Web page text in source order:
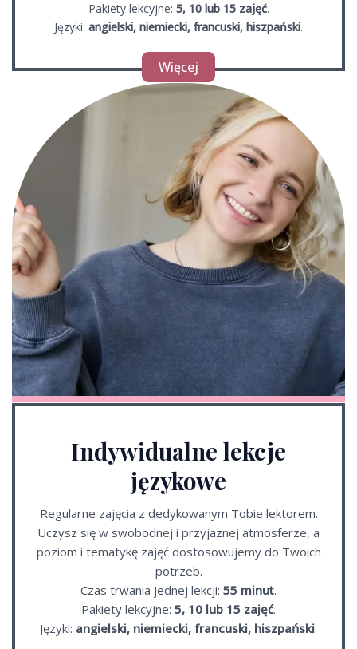
Pakiety lekcyjne: 5, 10 lub 15 zajęć.
Języki: angielski, niemiecki, francuski, hiszpański.
Więcej
Indywidualne lekcje
językowe
Regularne zajęcia z dedykowanym Tobie lektorem.
Uczysz się w swobodnej i przyjaznej atmosferze, a
poziom i tematykę zajęć dostosowujemy do Twoich
potrzeb.
Czas trwania jednej lekcji: 55 minut.
Pakiety lekcyjne: 5, 10 lub 15 zajęć.
Języki: angielski, niemiecki, francuski, hiszpański.